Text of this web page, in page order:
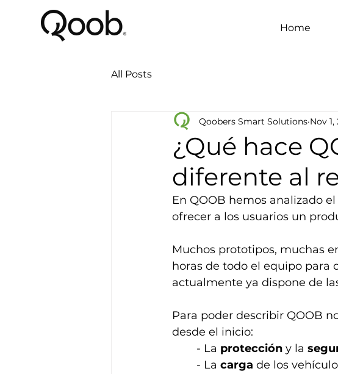
Home
All Posts
¿Qué hace
diferente al
Qoobers Smart Solutions Nov 1,
En QOOB hemos analizado
ofrecer a los usuarios un
Muchos prototipos, muchas
horas de todo el equipo para
actualmente ya dispone de
Para poder describir QOOB
desde el inicio:
	- La
protección y la
	- La
carga de los